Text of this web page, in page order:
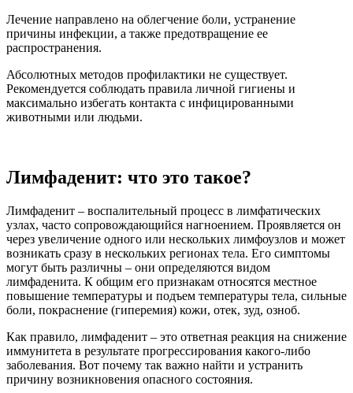
Лечение направлено на облегчение боли, устранение
причины инфекции, а также предотвращение ее
распространения.
Абсолютных методов профилактики не существует.
Рекомендуется соблюдать правила личной гигиены и
максимально избегать контакта с инфицированными
животными или людьми.
Лимфаденит: что это такое?
Лимфаденит – воспалительный процесс в лимфатических
узлах, часто сопровождающийся нагноением. Проявляется он
через увеличение одного или нескольких лимфоузлов и может
возникать сразу в нескольких регионах тела. Его симптомы
могут быть различны – они определяются видом
лимфаденита. К общим его признакам относятся местное
повышение температуры и подъем температуры тела, сильные
боли, покраснение (гиперемия) кожи, отек, зуд, озноб.
Как правило, лимфаденит – это ответная реакция на снижение
иммунитета в результате прогрессирования какого-либо
заболевания. Вот почему так важно найти и устранить
причину возникновения опасного состояния.